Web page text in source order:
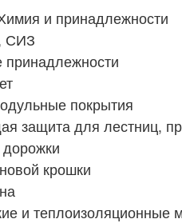
и принадлежности
СИЗ
принадлежности
покрытия
защита для лестниц,
крошки
и теплоизоляционные